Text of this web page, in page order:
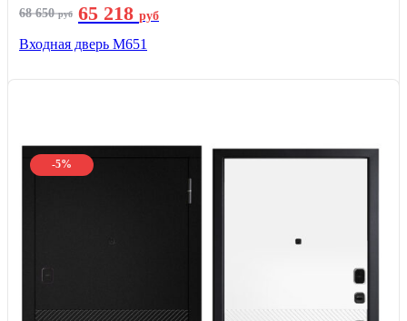
68 650руб 65 218 руб
Входная дверь М651
-5%